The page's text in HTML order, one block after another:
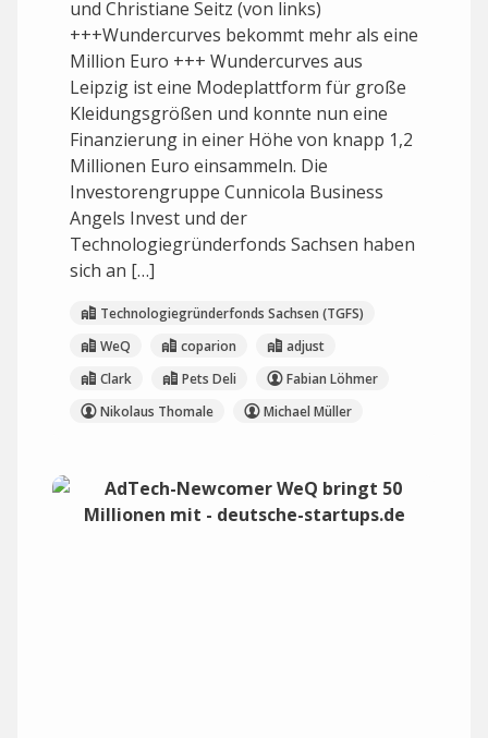
und Christiane Seitz (von links)
+++Wundercurves bekommt mehr als eine
Million Euro +++ Wundercurves aus
Leipzig ist eine Modeplattform für große
Kleidungsgrößen und konnte nun eine
Finanzierung in einer Höhe von knapp 1,2
Millionen Euro einsammeln. Die
Investorengruppe Cunnicola Business
Angels Invest und der
Technologiegründerfonds Sachsen haben
sich an […]
Technologiegründerfonds Sachsen (TGFS)
WeQ
coparion
adjust
Clark
Pets Deli
Fabian Löhmer
Nikolaus Thomale
Michael Müller